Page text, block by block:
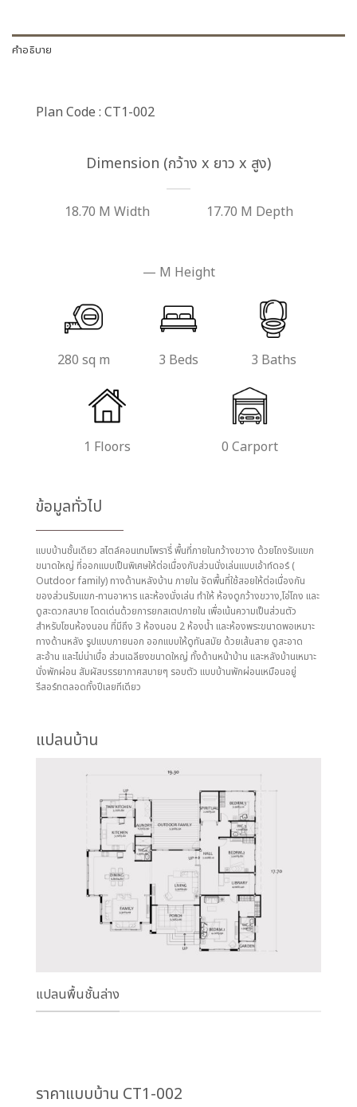
คำอธิบาย
Plan Code : CT1-002
Dimension (กว้าง x ยาว x สูง)
18.70 M Width 17.70 M Depth
— M Height
280 sq m 3 Beds 3 Baths
1 Floors 0 Carport
ข้อมูลทั่วไป
แบบบ้านชั้นเดียว สไตล์คอนเทมโพรารี่ พื้นที่ภายในกว้างขวาง ด้วยโถงรับแขก
ขนาดใหญ่ ที่ออกแบบเป็นพิเศษให้ต่อเนื่องกับส่วนนั่งเล่นแบบเอ้าท์ดอร์ (
Outdoor family) ทางด้านหลังบ้าน ภายใน จัดพื้นที่ใช้สอยให้ต่อเนื่องกัน
ของส่วนรับแขก-ทานอาหาร และห้องนั่งเล่น ทำให้ ห้องดูกว้างขวาง,โอ่โถง และ
ดูสะดวกสบาย โดดเด่นด้วยการยกสเตปภายใน เพื่อเน้นความเป็นส่วนตัว
สำหรับโซนห้องนอน ที่มีถึง 3 ห้องนอน 2 ห้องน้ำ และห้องพระขนาดพอเหมาะ
ทางด้านหลัง รูปแบบภายนอก ออกแบบให้ดูทันสมัย ด้วยเส้นสาย ดูสะอาด
สะอ้าน และไม่น่าเบื่อ ส่วนเฉลียงขนาดใหญ่ ทั้งด้านหน้าบ้าน และหลังบ้านเหมาะ
นั่งพักผ่อน สัมผัสบรรยากาศสบายๆ รอบตัว แบบบ้านพักผ่อนเหมือนอยู่
รีสอร์ทตลอดทั้งปีเลยทีเดียว
แปลนบ้าน
แปลนพื้นชั้นล่าง
ราคาแบบบ้าน CT1-002